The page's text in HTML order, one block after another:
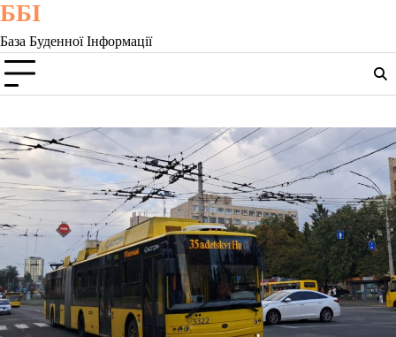
Skip
content
ББІ
База Буденної Інформації